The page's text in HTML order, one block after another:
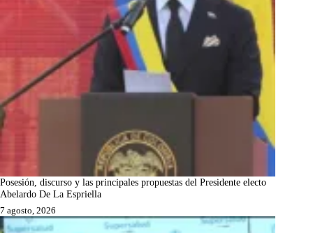
Posesión, discurso y las principales propuestas del Presidente electo
Abelardo De La Espriella
7 agosto, 2026